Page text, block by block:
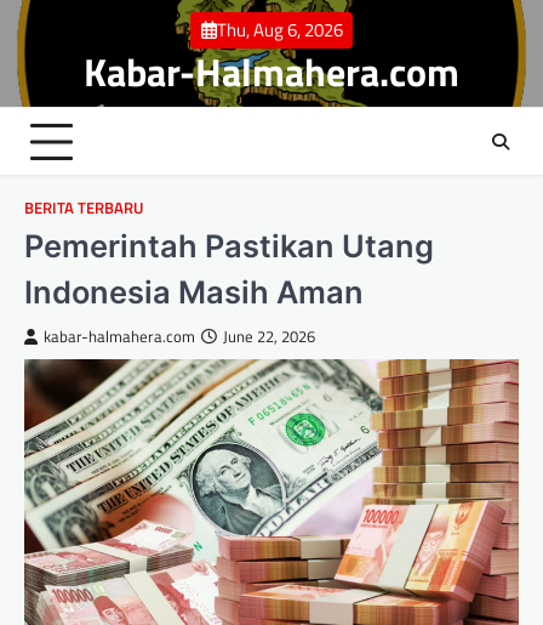
Skip
content
Thu, Aug 6, 2026
Kabar-Halmahera.com
BERITA TERBARU
Pemerintah Pastikan Utang
Indonesia Masih Aman
kabar-halmahera.com June 22, 2026